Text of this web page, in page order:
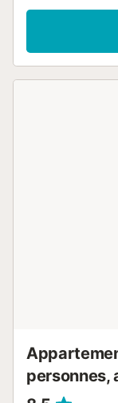
comprennent le
qu'une machine
sont également
offre un espace
personnes,